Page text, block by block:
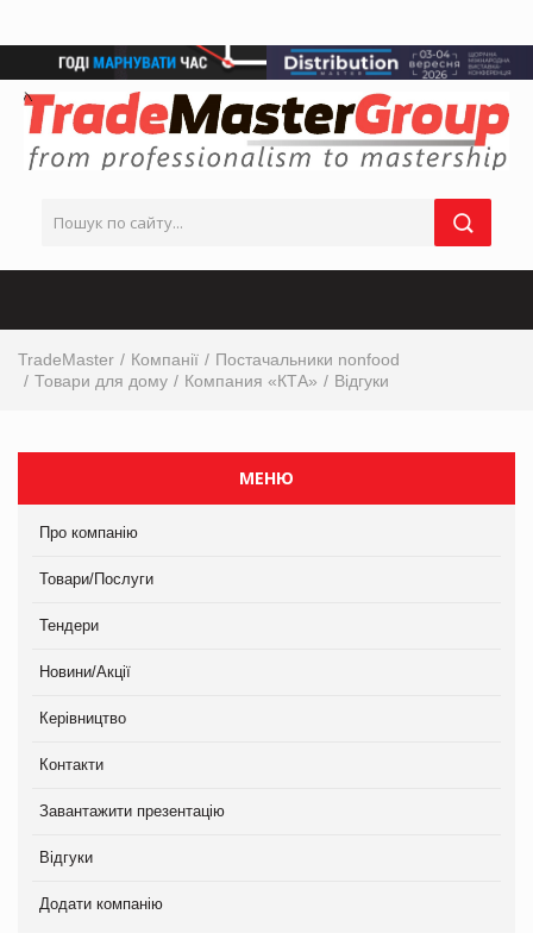
TradeMaster Компанії
Постачальники nonfood
Товари для дому
Компания «КТА» Відгуки
МЕНЮ
Про компанію
Товари/Послуги
Тендери
Новини/Акції
Керівництво
Контакти
Завантажити презентацію
Відгуки
Додати компанію